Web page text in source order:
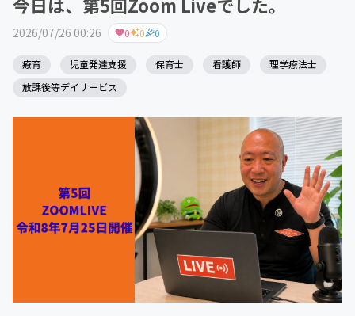
2026/07/26 00:26 0 0 0
療育 児童発達支援 保育士 看護師
理学療法士
放課後等デイサービス